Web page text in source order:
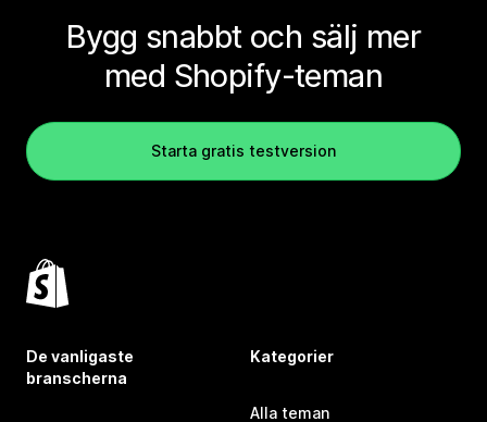
Bygg snabbt och sälj mer
med Shopify-teman
Starta gratis testversion
De vanligaste
branscherna
Kategorier
Alla teman